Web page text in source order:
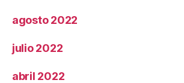
agosto 2022
julio 2022
abril 2022